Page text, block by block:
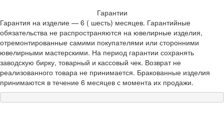
Гарантии
Гарантия на изделие — 6 ( шесть) месяцев. Гарантийные
обязательства не распространяются на ювелирные изделия,
отремонтированные самими покупателями или сторонними
ювелирными мастерскими. На период гарантии сохранять
заводскую бирку, товарный и кассовый чек. Возврат не
реализованного товара не принимается. Бракованные изделия
принимаются в течение 6 месяцев с момента их продажи.